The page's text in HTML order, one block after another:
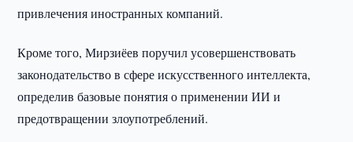
привлечения иностранных компаний.
Кроме того, Мирзиёев поручил усовершенствовать
законодательство в сфере искусственного интеллекта,
определив базовые понятия о применении ИИ и
предотвращении злоупотреблений.